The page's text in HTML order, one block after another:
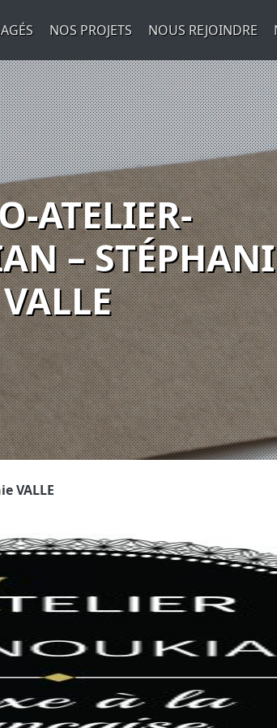
NOS PROJETS NOUS REJOINDRE
ATELIER-
–
VALLE
VALLE